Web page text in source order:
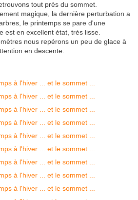
tout près du sommet.
magique, la dernière perturbation a
le printemps se pare d'une
est en excellent état, très lisse.
nous repérons un peu de glace à
en descente.